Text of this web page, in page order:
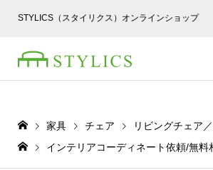
STYLICS（スタイリクス）オンラインショップ
家具 チェア リビングチェア
インテリアコーディネート依頼/無料